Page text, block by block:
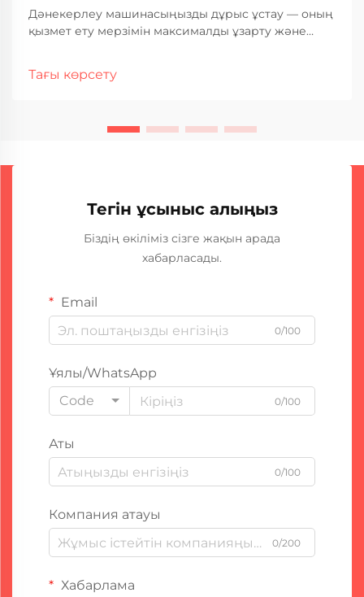
Дәнекерлеу машинасыңызды дұрыс ұстау — оның
қызмет ету мерзімін максималды ұзарту және
қамтамасыз ету үшін негізгі шарт. Өнеркәсіптік
Тағы көрсету
Тегін ұсыныс алыңыз
Біздің өкіліміз сізге жақын арада
хабарласады.
Email
0/100
Ұялы/WhatsApp
Code
0/100
Аты
0/100
Компания атауы
0/200
Хабарлама